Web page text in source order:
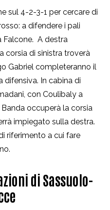
sul 4-2-3-1 per cercare di
a difendere i pali
Falcone. A destra
corsia di sinistra troverà
Gabriel completeranno il
In cabina di
con Coulibaly a
occuperà la corsia
impiegato sulla destra.
riferimento a cui fare
di Sassuolo-